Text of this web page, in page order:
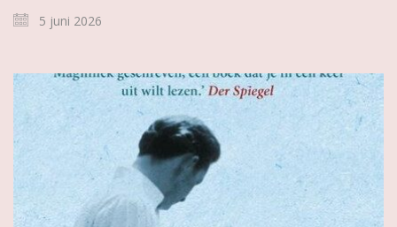
5 juni 2026